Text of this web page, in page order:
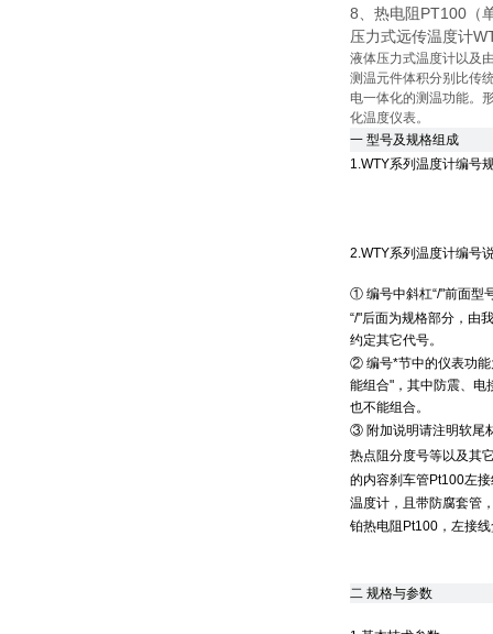
8、热电阻PT100（
压力式远传温度计
液体压力式温度计以及
测温元件体积分别比传
电一体化的测温功能。
化温度仪表。
一 型号及规格组成
1.WTY系列温度计编号
2.WTY系列温度计编号
① 编号中斜杠“/"前面型
“/"后面为规格部分，由
约定其它代号。
② 编号*节中的仪表功能
能组合"，其中防震、电
也不能组合。
③ 附加说明请注明软尾
热点阻分度号等以及其
的内容刹车管Pt100左
温度计，且带防腐套管
铂热电阻Pt100，左接
二 规格与参数